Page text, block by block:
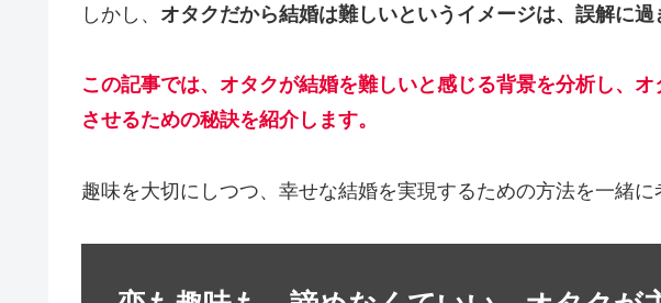
しかし、 オタクだから結婚は難しいというイメージは、誤解に過
この記事では、オタクが結婚を難しいと感じる背景を分析し、
させるための秘訣を紹介します。
趣味を大切にしつつ、幸せな結婚を実現するための方法を一緒に